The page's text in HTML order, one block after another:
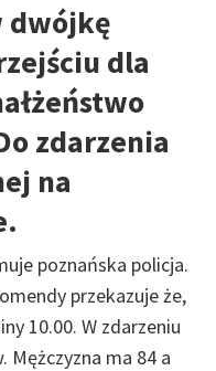
dwójkę
dla
zdarzenia
na
poznańska policja.
przekazuje że,
10.00. W zdarzeniu
Mężczyzna ma 84 a